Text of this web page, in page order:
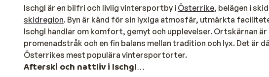
Ischgl är en bilfri och livlig vintersportby i Österrike, belägen i
skidregion. Byn är känd för sin lyxiga atmosfär, utmärkta
Ischgl handlar om komfort, gemyt och upplevelser. Ortskärnan
promenadstråk och en fin balans mellan tradition och lyx. Det är
Österrikes mest populära vintersportorter.
Afterski och nattliv i Ischgl